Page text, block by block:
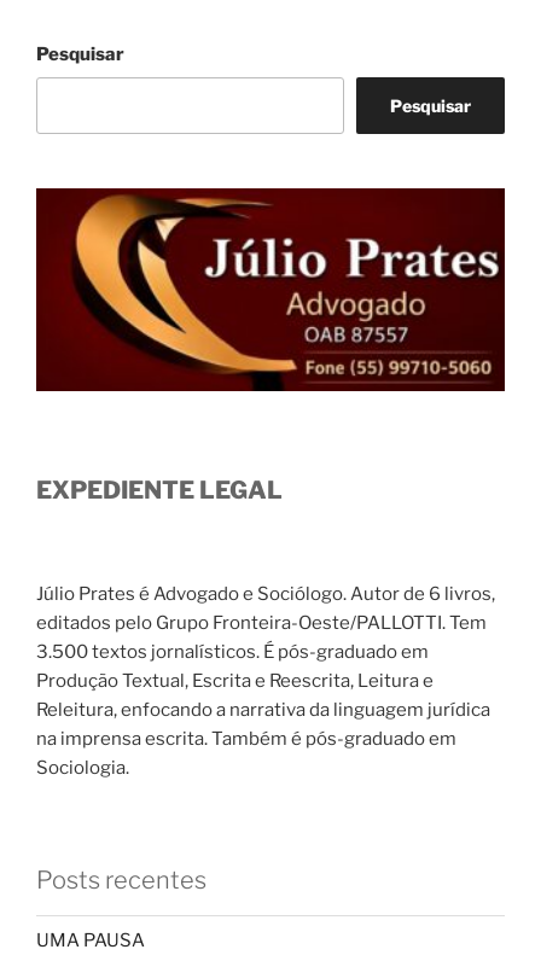
Pesquisar
Pesquisar
EXPEDIENTE LEGAL
Júlio Prates é Advogado e Sociólogo. Autor de 6 livros,
editados pelo Grupo Fronteira-Oeste/PALLOTTI. Tem
3.500 textos jornalísticos. É pós-graduado em
Produção Textual, Escrita e Reescrita, Leitura e
Releitura, enfocando a narrativa da linguagem jurídica
na imprensa escrita. Também é pós-graduado em
Sociologia.
Posts recentes
UMA PAUSA